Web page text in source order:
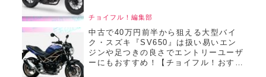
2025年6月版】
チョイフル！編集部
中古で40万円前半から狙える大型バイ
ク・スズキ『SV650』は扱い易いエン
ジンや足つきの良さでエントリーユーザ
ーにもおすすめ！【チョイフル！おすす